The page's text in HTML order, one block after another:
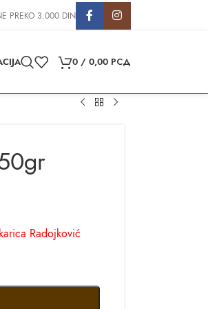
PREKO 3.000 DIN
0 / 0,00 РСД
Radojković